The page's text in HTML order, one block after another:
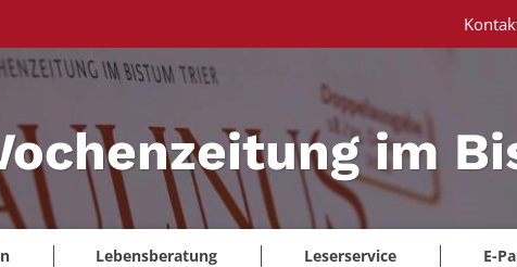
im
Lebensberatung Leserservice E-